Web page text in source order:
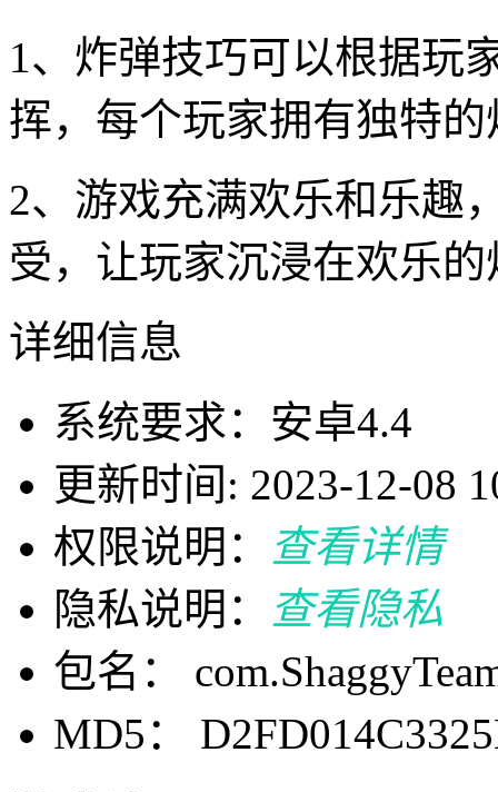
1、炸弹技巧可以根据玩
挥，每个玩家拥有独特
2、游戏充满欢乐和乐趣
受，让玩家沉浸在欢乐
详细信息
系统要求：安卓4.4
更新时间: 2023-12-08
权限说明：
查看详情
隐私说明：
查看隐私
包名：
MD5：